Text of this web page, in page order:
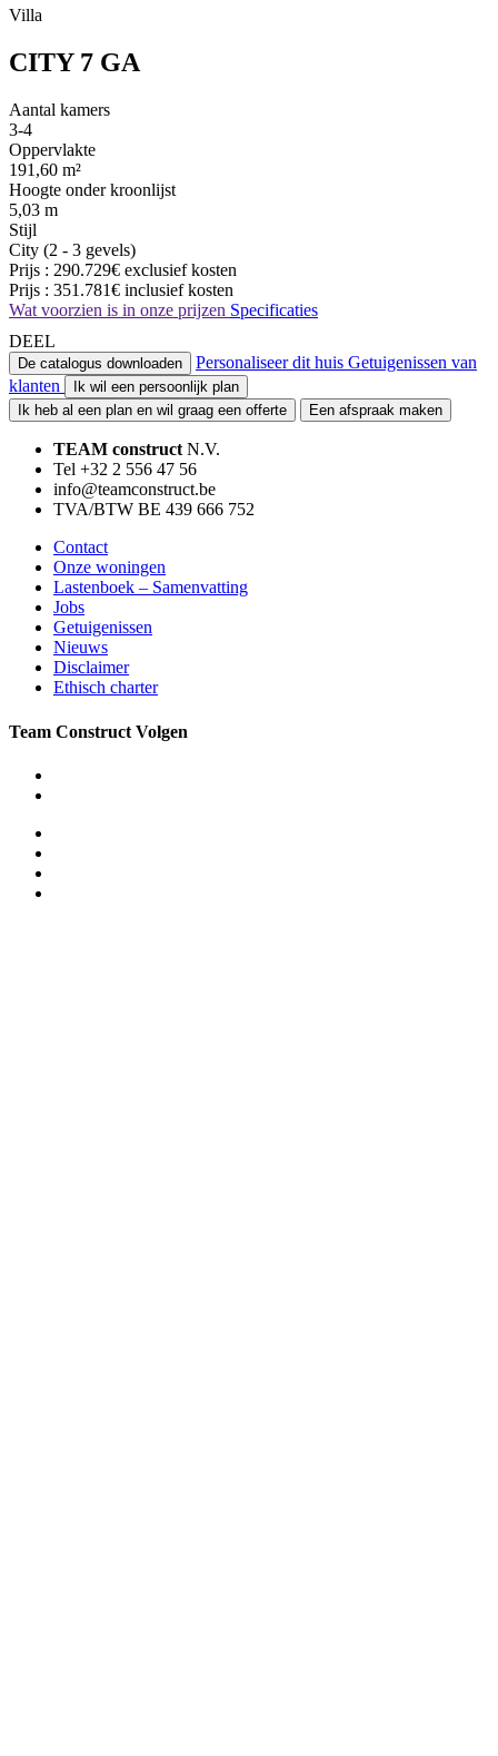
Villa
CITY 7 GA
Aantal kamers
3-4
Oppervlakte
191,60 m²
Hoogte onder kroonlijst
5,03 m
Stijl
City (2 - 3 gevels)
Prijs : 290.729€ exclusief kosten
Prijs : 351.781€ inclusief kosten
Wat voorzien is in onze prijzen Specificaties
DEEL
De catalogus downloaden Personaliseer dit huis Getuigenissen van
klanten
Ik wil een persoonlijk plan
Ik heb al een plan en wil graag een offerte
Een afspraak maken
TEAM constructN.V.
Tel +32 2 556 47 56
info@teamconstruct.be
TVA/BTW BE 439 666 752
Contact
Onze woningen
Lastenboek – Samenvatting
Jobs
Getuigenissen
Nieuws
Disclaimer
Ethisch charter
Team Construct Volgen